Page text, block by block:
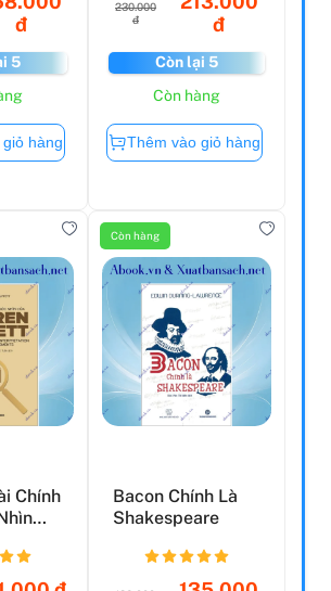
đ
5
hàng
230.000
đ
đ
Còn lại 5
Còn hàng
Thêm vào giỏ hàng
Chính
Còn hàng
Bacon Chính Là
Shakespeare